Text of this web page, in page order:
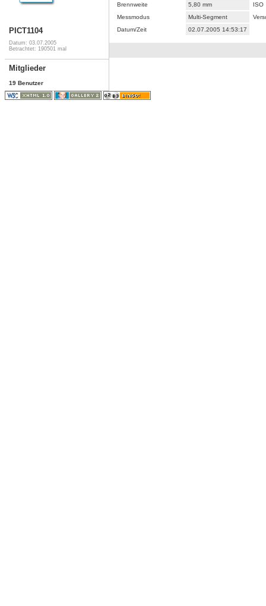
PICT1104
Datum: 03.07.2005
Betrachtet: 190501 mal
Mitglieder
19 Benutzer
Brennweite
5,80 mm
ISO
Messmodus
Multi-Segment
Datum/Zeit
02.07.2005 14:53:17